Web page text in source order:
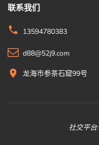
联系我们
13594780383
d88@52j9.com
龙海市参茶石窟99号
社交平台: